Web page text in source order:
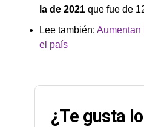
la de 2021 que fue de
Lee también: Aumentan
el país
¿Te gusta